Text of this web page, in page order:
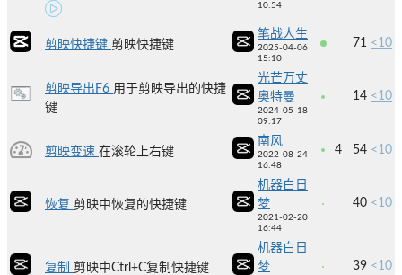
10:54
剪映快捷键 剪映快捷键
笔战人生
2025-04-06
15:10
71 <10
剪映导出F6 用于剪映导出的快捷
键
光芒万丈
奥特曼
2024-05-18
09:17
14 <10
剪映变速 在滚轮上右键
南风
2022-08-24
16:48
4 54 <10
恢复 剪映中恢复的快捷键
机器白日
梦
2021-02-20
16:44
40 <10
复制 剪映中Ctrl+C复制快捷键
机器白日
梦
39 <10